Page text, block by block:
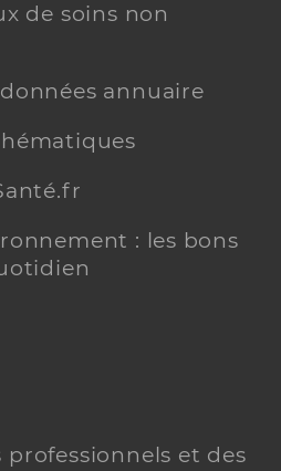
de soins non
annuaire
: les bons
professionnels et des